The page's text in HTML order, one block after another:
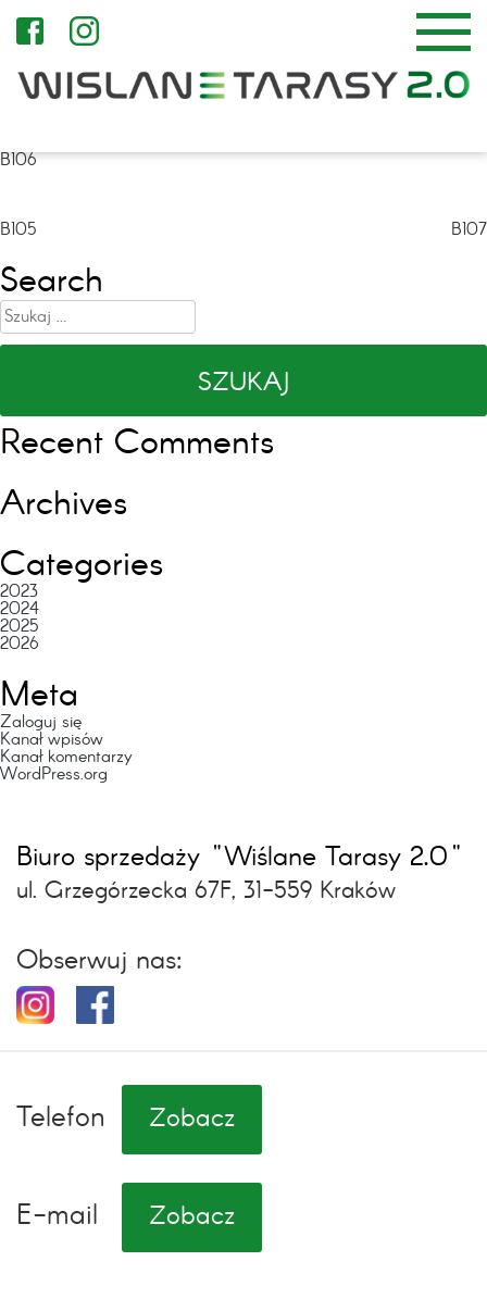
B106
Nawigacja
wpisu
B105 B107
Search
Szukaj:
Recent Comments
Archives
Categories
2023
2024
2025
2026
Meta
Zaloguj się
Kanał wpisów
Kanał komentarzy
WordPress.org
Biuro sprzedaży "Wiślane Tarasy 2.0"
ul. Grzegórzecka 67F, 31-559 Kraków
Obserwuj nas:
Telefon Zobacz
E-mail Zobacz